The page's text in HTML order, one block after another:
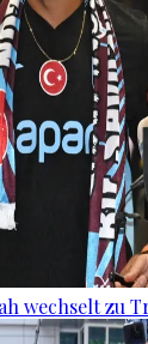
wechselt zu